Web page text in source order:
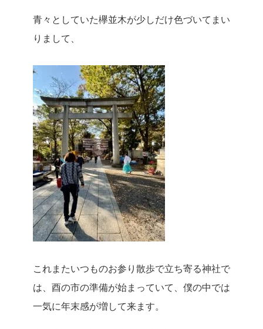
青々としていた欅並木が少しだけ色づいてまい
りまして、
これまたいつものお参り散歩で立ち寄る神社で
は、酉の市の準備が始まっていて、僕の中では
一気に年末感が増して来ます。